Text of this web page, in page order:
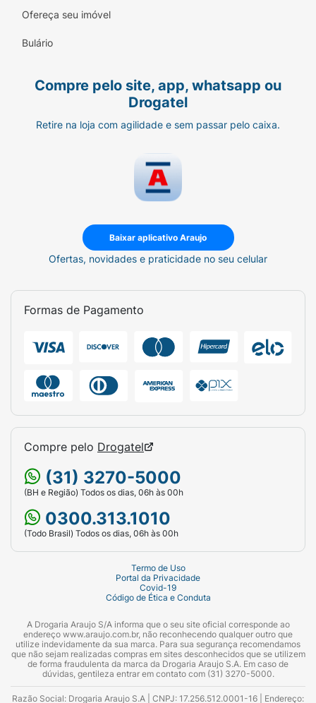
Ofereça seu imóvel
Bulário
Compre pelo site, app, whatsapp ou
Drogatel
Retire na loja com agilidade e sem passar pelo caixa.
Baixar aplicativo Araujo
Ofertas, novidades e praticidade no seu celular
Formas de Pagamento
Compre pelo Drogatel
(31) 3270-5000
(BH e Região) Todos os dias, 06h às 00h
0300.313.1010
(Todo Brasil) Todos os dias, 06h às 00h
Termo de Uso
Portal da Privacidade
Covid-19
Código de Ética e Conduta
A Drogaria Araujo S/A informa que o seu site oficial corresponde ao
endereço www.araujo.com.br, não reconhecendo qualquer outro que
utilize indevidamente da sua marca. Para sua segurança recomendamos
que não sejam realizadas compras em sites desconhecidos que se utilizem
de forma fraudulenta da marca da Drogaria Araujo S.A. Em caso de
dúvidas, gentileza entrar em contato com (31) 3270-5000.
Razão Social: Drogaria Araujo S.A | CNPJ: 17.256.512.0001-16 | Endereço: